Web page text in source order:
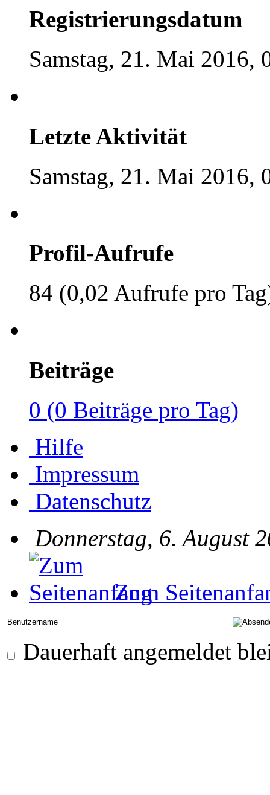
Registrierungsdatum
Samstag, 21. Mai 2016,
Letzte Aktivität
Samstag, 21. Mai 2016,
Profil-Aufrufe
84 (0,02 Aufrufe pro
Beiträge
0 (0 Beiträge pro Tag)
Hilfe
Impressum
Datenschutz
Donnerstag, 6. August
Zum
Dauerhaft angemeldet